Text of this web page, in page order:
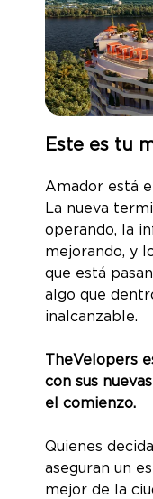
Este es tu
Amador está
La nueva
operando, la
mejorando, y
que está
algo que
inalcanzable.
TheVelopers
con sus
el comienzo.
Quienes
aseguran un
mejor de la